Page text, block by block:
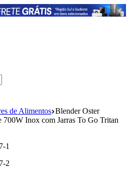
de Alimentos Blender Oster
Inox com Jarras To Go Tritan